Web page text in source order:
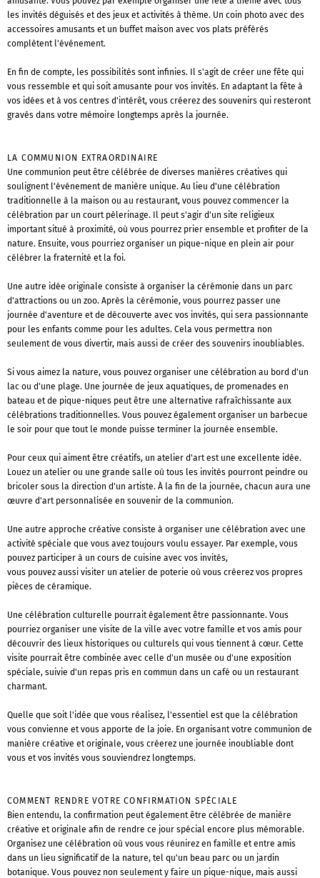
les invités déguisés et des jeux et activités à thème. Un coin photo avec des
accessoires amusants et un buffet maison avec vos plats préférés
complètent l'événement.
En fin de compte, les possibilités sont infinies. Il s'agit de créer une fête qui
vous ressemble et qui soit amusante pour vos invités. En adaptant la fête à
vos idées et à vos centres d'intérêt, vous créerez des souvenirs qui resteront
gravés dans votre mémoire longtemps après la journée.
LA COMMUNION EXTRAORDINAIRE
Une communion peut être célébrée de diverses manières créatives qui
soulignent l'événement de manière unique. Au lieu d'une célébration
traditionnelle à la maison ou au restaurant, vous pouvez commencer la
célébration par un court pèlerinage. Il peut s'agir d'un site religieux
important situé à proximité, où vous pourrez prier ensemble et profiter de la
nature. Ensuite, vous pourriez organiser un pique-nique en plein air pour
célébrer la fraternité et la foi.
Une autre idée originale consiste à organiser la cérémonie dans un parc
d'attractions ou un zoo. Après la cérémonie, vous pourrez passer une
journée d'aventure et de découverte avec vos invités, qui sera passionnante
pour les enfants comme pour les adultes. Cela vous permettra non
seulement de vous divertir, mais aussi de créer des souvenirs inoubliables.
Si vous aimez la nature, vous pouvez organiser une célébration au bord d'un
lac ou d'une plage. Une journée de jeux aquatiques, de promenades en
bateau et de pique-niques peut être une alternative rafraîchissante aux
célébrations traditionnelles. Vous pouvez également organiser un barbecue
le soir pour que tout le monde puisse terminer la journée ensemble.
Pour ceux qui aiment être créatifs, un atelier d'art est une excellente idée.
Louez un atelier ou une grande salle où tous les invités pourront peindre ou
bricoler sous la direction d'un artiste. À la fin de la journée, chacun aura une
œuvre d'art personnalisée en souvenir de la communion.
Une autre approche créative consiste à organiser une célébration avec une
activité spéciale que vous avez toujours voulu essayer. Par exemple, vous
pouvez participer à un cours de cuisine avec vos invités,
vous pouvez aussi visiter un atelier de poterie où vous créerez vos propres
pièces de céramique.
Une célébration culturelle pourrait également être passionnante. Vous
pourriez organiser une visite de la ville avec votre famille et vos amis pour
découvrir des lieux historiques ou culturels qui vous tiennent à cœur. Cette
visite pourrait être combinée avec celle d'un musée ou d'une exposition
spéciale, suivie d'un repas pris en commun dans un café ou un restaurant
charmant.
Quelle que soit l'idée que vous réalisez, l'essentiel est que la célébration
vous convienne et vous apporte de la joie. En organisant votre communion de
manière créative et originale, vous créerez une journée inoubliable dont
vous et vos invités vous souviendrez longtemps.
COMMENT RENDRE VOTRE CONFIRMATION SPÉCIALE
Bien entendu, la confirmation peut également être célébrée de manière
créative et originale afin de rendre ce jour spécial encore plus mémorable.
Organisez une célébration où vous vous réunirez en famille et entre amis
dans un lieu significatif de la nature, tel qu'un beau parc ou un jardin
botanique. Vous pouvez non seulement y faire un pique-nique, mais aussi